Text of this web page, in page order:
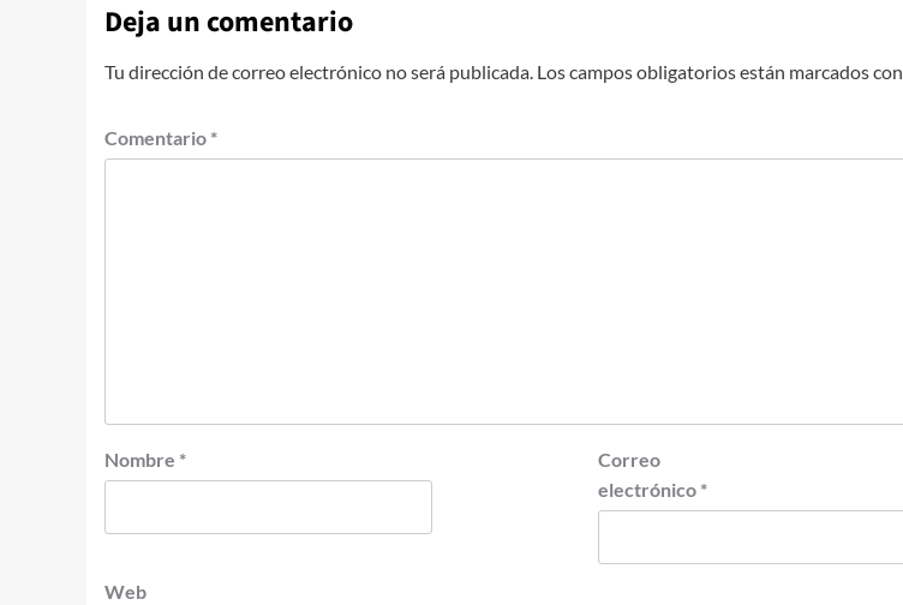
Deja un comentario
Tu dirección de correo electrónico no será publicada. Los campos obligatorios están marcados con
Comentario *
Nombre *
Correo
electrónico *
Web